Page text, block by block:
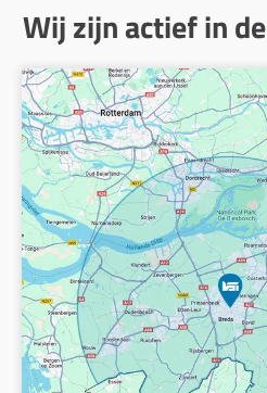
Wij zijn actief in de